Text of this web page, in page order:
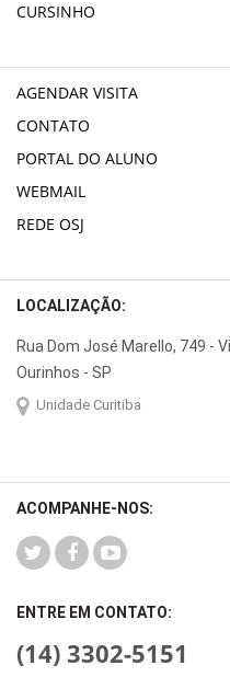
CURSINHO
AGENDAR VISITA
CONTATO
PORTAL DO ALUNO
WEBMAIL
REDE OSJ
LOCALIZAÇÃO:
Rua Dom José Marello, 749 -
Ourinhos - SP
Unidade Curitiba
ACOMPANHE-NOS:
ENTRE EM CONTATO:
(14) 3302-5151